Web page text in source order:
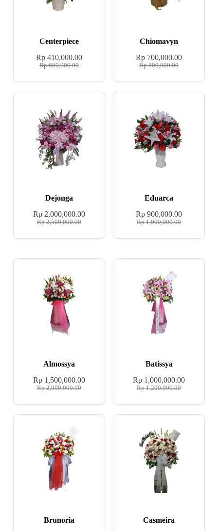
Centerpiece
Rp600,000.00
Rp410,000.00
Chiomavyn
Rp800,000.00
Rp 700,000.00
Dejonga
Rp2,500,000.00
Rp2,000,000.00
Eduarca
Rp1,000,000.00
Rp 900,000.00
Almossya
Rp2,000,000.00
Rp1,500,000.00
Batissya
Rp1,200,000.00
Rp 1,000,000.00
Brunoria Casmeira